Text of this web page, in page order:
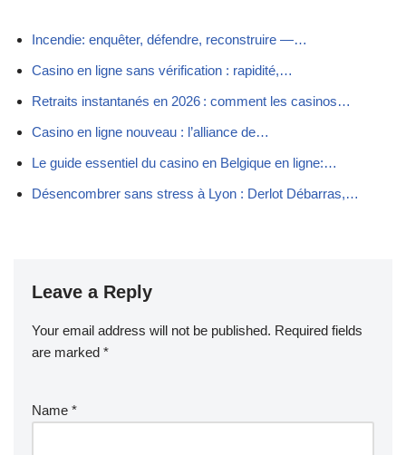
Incendie: enquêter, défendre, reconstruire —…
Casino en ligne sans vérification : rapidité,…
Retraits instantanés en 2026 : comment les casinos…
Casino en ligne nouveau : l’alliance de…
Le guide essentiel du casino en Belgique en ligne:…
Désencombrer sans stress à Lyon : Derlot Débarras,…
Leave a Reply
Your email address will not be published. Required fields
are marked *
Name *